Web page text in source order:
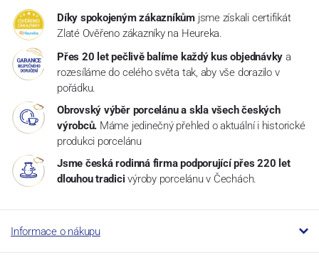
Díky spokojeným zákazníkům jsme získali certifikát
Zlaté Ověřeno zákazníky na Heureka.
Přes 20 let pečlivě balíme každý kus objednávky a
rozesíláme do celého světa tak, aby vše dorazilo v
pořádku.
Obrovský výběr porcelánu a skla všech českých
výrobců. Máme jedinečný přehled o aktuální i historické
produkci porcelánu
Jsme česká rodinná firma podporující přes 220 let
dlouhou tradici výroby porcelánu v Čechách.
Informace o nákupu